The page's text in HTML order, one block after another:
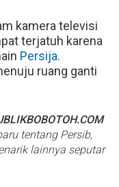
kamera televisi
terjatuh karena
Persija.
ruang ganti
tentang Persib,
lainnya seputar